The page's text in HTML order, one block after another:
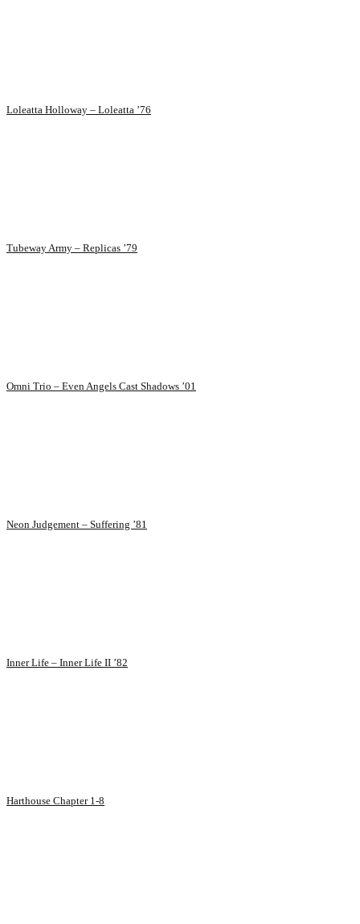
Loleatta Holloway – Loleatta ’76
Tubeway Army – Replicas ’79
Omni Trio – Even Angels Cast Shadows ’01
Neon Judgement – Suffering ’81
Inner Life – Inner Life II ’82
Harthouse Chapter 1-8